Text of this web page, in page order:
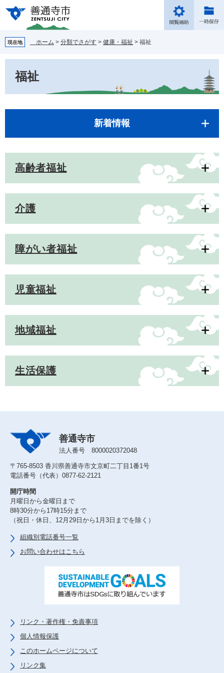
の
先
頭
ー
を
飛
文
現在地 ホーム > 分類でさがす > 健康・福祉 > 福祉
福祉
新着情報
高齢者福祉
介護
障がい者福祉
児童福祉
地域福祉
生活保護
善通寺市
法人番号 8000020372048
〒765-8503 香川県善通寺市文京町二丁目1番1号
電話番号（代表）0877-62-2121
開庁時間
月曜日から金曜日まで
8時30分から17時15分まで
（祝日・休日、12月29日から1月3日までを除く）
組織別電話番号一覧
お問い合わせはこちら
リンク・著作権・免責事項
個人情報保護
このホームページについて
リンク集